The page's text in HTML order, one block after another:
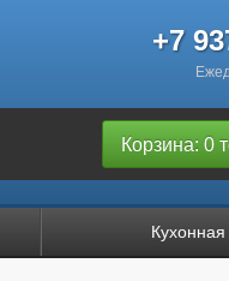
+7
Корзина: 0
Кухонная